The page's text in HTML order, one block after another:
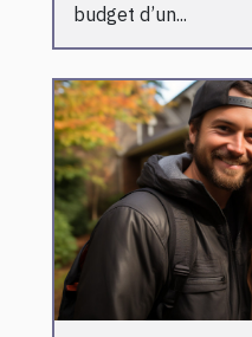
budget d’un...